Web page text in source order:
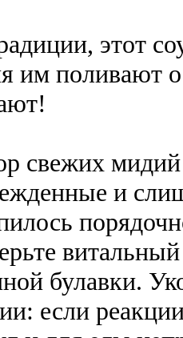
этот
им поливают
свежих мидий
и
булавки.
если